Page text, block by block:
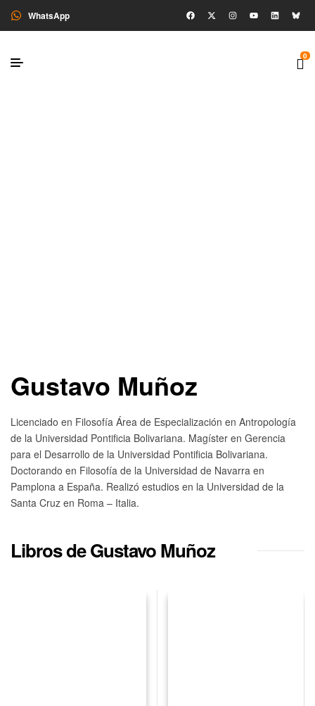
WhatsApp
0
Gustavo Muñoz
Licenciado en Filosofía Área de Especialización en Antropología
de la Universidad Pontificia Bolivariana. Magíster en Gerencia
para el Desarrollo de la Universidad Pontificia Bolivariana.
Doctorando en Filosofía de la Universidad de Navarra en
Pamplona a España. Realizó estudios en la Universidad de la
Santa Cruz en Roma – Italia.
Libros de Gustavo Muñoz